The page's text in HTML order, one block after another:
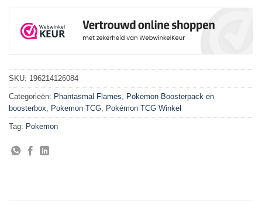
SKU: 196214126084
Categorieën: Phantasmal Flames, Pokemon Boosterpack en
boosterbox, Pokemon TCG, Pokémon TCG Winkel
Tag: Pokemon